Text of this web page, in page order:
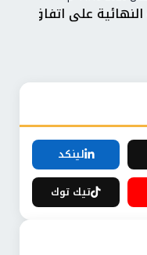
على اتفاق فتح
لينكد
تيك توك